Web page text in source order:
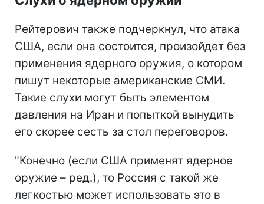
Рейтерович также подчеркнул, что атака
США, если она состоится, произойдет без
применения ядерного оружия, о котором
пишут некоторые американские СМИ.
Такие слухи могут быть элементом
давления на Иран и попыткой вынудить
его скорее сесть за стол переговоров.
"Конечно (если США применят ядерное
оружие – ред.), то Россия с такой же
легкостью может использовать это в